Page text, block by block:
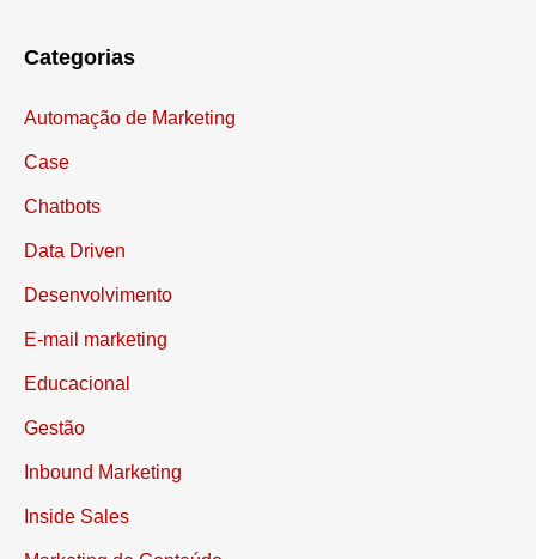
Categorias
Automação de Marketing
Case
Chatbots
Data Driven
Desenvolvimento
E-mail marketing
Educacional
Gestão
Inbound Marketing
Inside Sales